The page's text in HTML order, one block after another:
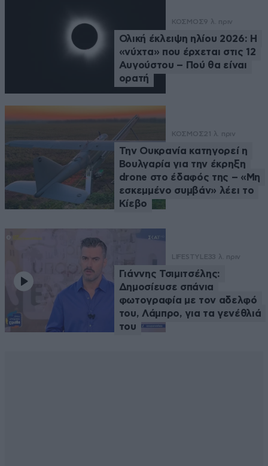
ΚΟΣΜΟΣ9 λ. πριν
Ολική έκλειψη ηλίου 2026: Η
«νύχτα» που έρχεται στις 12
Αυγούστου – Πού θα είναι
ορατή
ΚΟΣΜΟΣ21 λ. πριν
Την Ουκρανία κατηγορεί η
Βουλγαρία για την έκρηξη
drone στο έδαφός της – «Μη
εσκεμμένο συμβάν» λέει το
Κίεβο
LIFESTYLE33 λ. πριν
Γιάννης Τσιμιτσέλης:
Δημοσίευσε σπάνια
φωτογραφία με τον αδελφό
του, Λάμπρο, για τα γενέθλιά
του